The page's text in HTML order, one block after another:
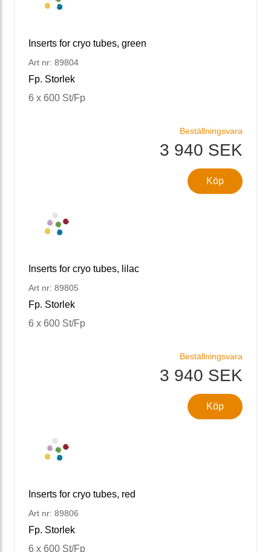
Inserts for cryo tubes, green
Art nr: 89804
Fp. Storlek
6 x 600 St/Fp
Beställningsvara
3 940 SEK
Köp
Inserts for cryo tubes, lilac
Art nr: 89805
Fp. Storlek
6 x 600 St/Fp
Beställningsvara
3 940 SEK
Köp
Inserts for cryo tubes, red
Art nr: 89806
Fp. Storlek
6 x 600 St/Fp